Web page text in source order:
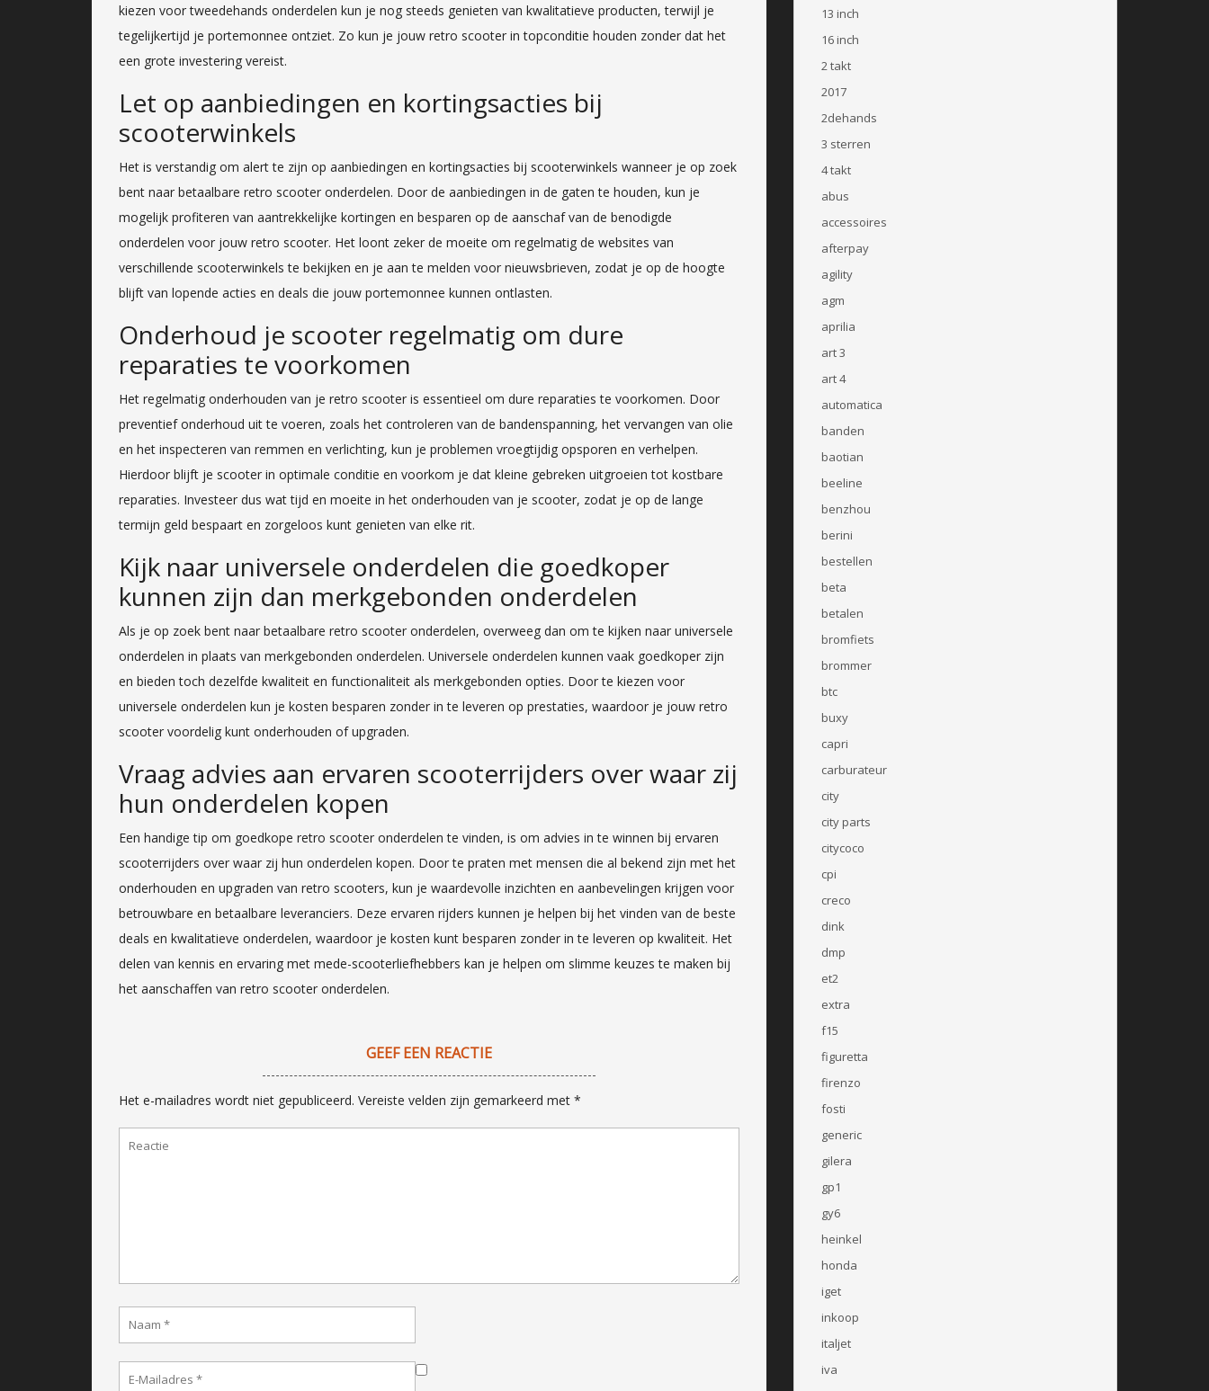
kiezen voor tweedehands onderdelen kun je nog steeds genieten van kwalitatieve producten, terwijl je
tegelijkertijd je portemonnee ontziet. Zo kun je jouw retro scooter in topconditie houden zonder dat het
een grote investering vereist.
Let op aanbiedingen en kortingsacties bij
scooterwinkels
Het is verstandig om alert te zijn op aanbiedingen en kortingsacties bij scooterwinkels wanneer je op zoek
bent naar betaalbare retro scooter onderdelen. Door de aanbiedingen in de gaten te houden, kun je
mogelijk profiteren van aantrekkelijke kortingen en besparen op de aanschaf van de benodigde
onderdelen voor jouw retro scooter. Het loont zeker de moeite om regelmatig de websites van
verschillende scooterwinkels te bekijken en je aan te melden voor nieuwsbrieven, zodat je op de hoogte
blijft van lopende acties en deals die jouw portemonnee kunnen ontlasten.
Onderhoud je scooter regelmatig om dure
reparaties te voorkomen
Het regelmatig onderhouden van je retro scooter is essentieel om dure reparaties te voorkomen. Door
preventief onderhoud uit te voeren, zoals het controleren van de bandenspanning, het vervangen van olie
en het inspecteren van remmen en verlichting, kun je problemen vroegtijdig opsporen en verhelpen.
Hierdoor blijft je scooter in optimale conditie en voorkom je dat kleine gebreken uitgroeien tot kostbare
reparaties. Investeer dus wat tijd en moeite in het onderhouden van je scooter, zodat je op de lange
termijn geld bespaart en zorgeloos kunt genieten van elke rit.
Kijk naar universele onderdelen die goedkoper
kunnen zijn dan merkgebonden onderdelen
Als je op zoek bent naar betaalbare retro scooter onderdelen, overweeg dan om te kijken naar universele
onderdelen in plaats van merkgebonden onderdelen. Universele onderdelen kunnen vaak goedkoper zijn
en bieden toch dezelfde kwaliteit en functionaliteit als merkgebonden opties. Door te kiezen voor
universele onderdelen kun je kosten besparen zonder in te leveren op prestaties, waardoor je jouw retro
scooter voordelig kunt onderhouden of upgraden.
Vraag advies aan ervaren scooterrijders over waar zij
hun onderdelen kopen
Een handige tip om goedkope retro scooter onderdelen te vinden, is om advies in te winnen bij ervaren
scooterrijders over waar zij hun onderdelen kopen. Door te praten met mensen die al bekend zijn met het
onderhouden en upgraden van retro scooters, kun je waardevolle inzichten en aanbevelingen krijgen voor
betrouwbare en betaalbare leveranciers. Deze ervaren rijders kunnen je helpen bij het vinden van de beste
deals en kwalitatieve onderdelen, waardoor je kosten kunt besparen zonder in te leveren op kwaliteit. Het
delen van kennis en ervaring met mede-scooterliefhebbers kan je helpen om slimme keuzes te maken bij
het aanschaffen van retro scooter onderdelen.
GEEF EEN REACTIE
Het e-mailadres wordt niet gepubliceerd. Vereiste velden zijn gemarkeerd met *
13 inch
16 inch
2 takt
2017
2dehands
3 sterren
4 takt
abus
accessoires
afterpay
agility
agm
aprilia
art 3
art 4
automatica
banden
baotian
beeline
benzhou
berini
bestellen
beta
betalen
bromfiets
brommer
btc
buxy
capri
carburateur
city
city parts
citycoco
cpi
creco
dink
dmp
et2
extra
f15
figuretta
firenzo
fosti
generic
gilera
gp1
gy6
heinkel
honda
iget
inkoop
italjet
iva